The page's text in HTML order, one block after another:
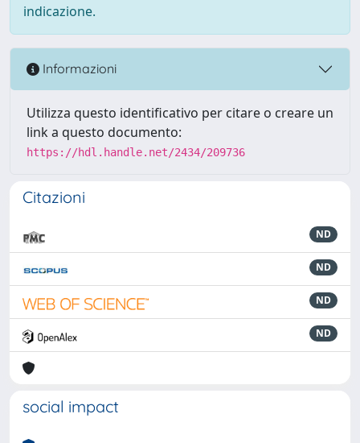
indicazione.
Informazioni
Utilizza questo identificativo per citare o creare un
link a questo documento:
https://hdl.handle.net/2434/209736
Citazioni
ND
ND
ND
ND
social impact